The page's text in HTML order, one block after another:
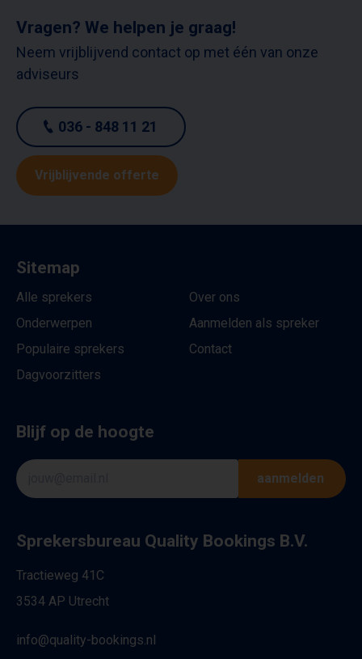
Vragen? We helpen je graag!
Neem vrijblijvend contact op met één van onze
adviseurs
036 - 848 11 21
Vrijblijvende offerte
Sitemap
Alle sprekers
Onderwerpen
Populaire sprekers
Dagvoorzitters
Over ons
Aanmelden als spreker
Contact
Blijf op de hoogte
aanmelden
Sprekersbureau Quality Bookings B.V.
Tractieweg 41C
3534 AP Utrecht
info@quality-bookings.nl